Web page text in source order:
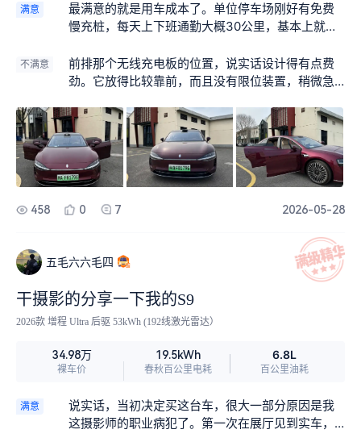
满意
最满意的就是用车成本了。单位停车场刚好有免费
慢充桩，每天上下班通勤大概30公里，基本上就是
没动过，日常开销就是零。对于我们这种工作两年
多的公务员来说，养车压力基本没有，比之前想象
不满意
前排那个无线充电板的位置，说实话设计得有点费
劲。它放得比较靠前，而且没有限位装置，稍微急
时候得扭着手腕去够，开车的时候操作起来不太方
便，感觉安全性上有点打折扣，如果能改一下就好
了。
458 0 7 2026-05-28
五毛六六毛四
干摄影的分享一下我的S9
2026款 增程 Ultra 后驱 53kWh (192线激光雷达）
34.98万
裸车价
19.5kWh
春秋百公里电耗
6.8L
百公里油耗
满意
说实话，当初决定买这台车，很大一部分原因是我
这摄影师的职业病犯了。第一次在展厅见到实车，